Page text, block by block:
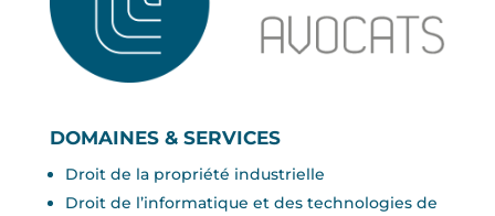
DOMAINES & SERVICES
Droit de la propriété industrielle
Droit de l’informatique et des technologies de